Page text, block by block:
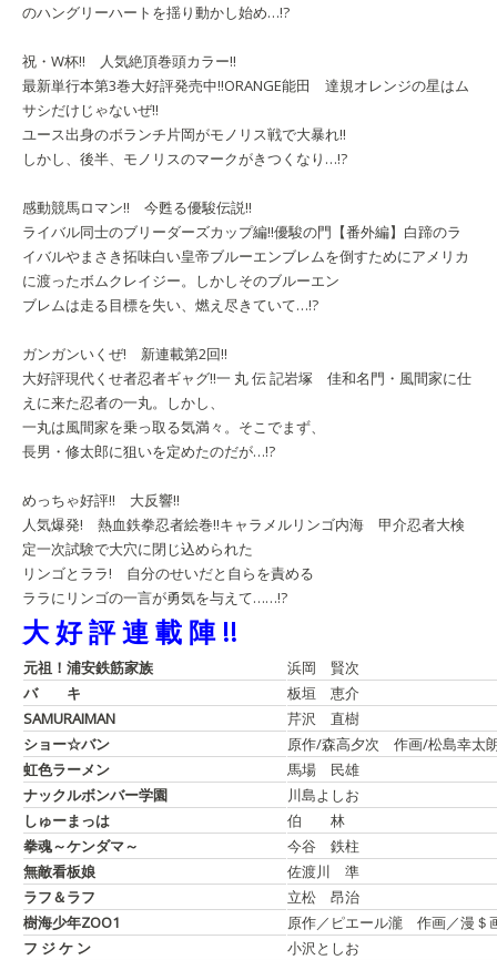
のハングリーハートを揺り動かし始め…!?
祝・W杯!! 人気絶頂巻頭カラー!!
最新単行本第3巻大好評発売中!!ORANGE能田 達規オレンジの星はム
サシだけじゃないぜ!!
ユース出身のボランチ片岡がモノリス戦で大暴れ!!
しかし、後半、モノリスのマークがきつくなり…!?
感動競馬ロマン!! 今甦る優駿伝説!!
ライバル同士のブリーダーズカップ編!!優駿の門【番外編】白蹄のラ
イバルやまさき拓味白い皇帝ブルーエンブレムを倒すためにアメリカ
に渡ったボムクレイジー。しかしそのブルーエン
ブレムは走る目標を失い、燃え尽きていて…!?
ガンガンいくぜ! 新連載第2回!!
大好評現代くせ者忍者ギャグ!!一 丸 伝 記岩塚 佳和名門・風間家に仕
えに来た忍者の一丸。しかし、
一丸は風間家を乗っ取る気満々。そこでまず、
長男・修太郎に狙いを定めたのだが…!?
めっちゃ好評!! 大反響!!
人気爆発! 熱血鉄拳忍者絵巻!!キャラメルリンゴ内海 甲介忍者大検
定一次試験で大穴に閉じ込められた
リンゴとララ! 自分のせいだと自らを責める
ララにリンゴの一言が勇気を与えて……!?
大 好 評 連 載 陣 !!
元祖！浦安鉄筋家族
浜岡 賢次
バ キ
板垣 恵介
SAMURAIMAN
芹沢 直樹
ショー☆バン
原作/森高夕次 作画/松島幸太
虹色ラーメン
馬場 民雄
ナックルボンバー学園
川島よしお
しゅーまっは
伯 林
拳魂～ケンダマ～
今谷 鉄柱
無敵看板娘
佐渡川 準
ラフ＆ラフ
立松 昂治
樹海少年ZOO1
原作／ピエール瀧 作画／漫＄
フ ジ ケ ン
小沢としお